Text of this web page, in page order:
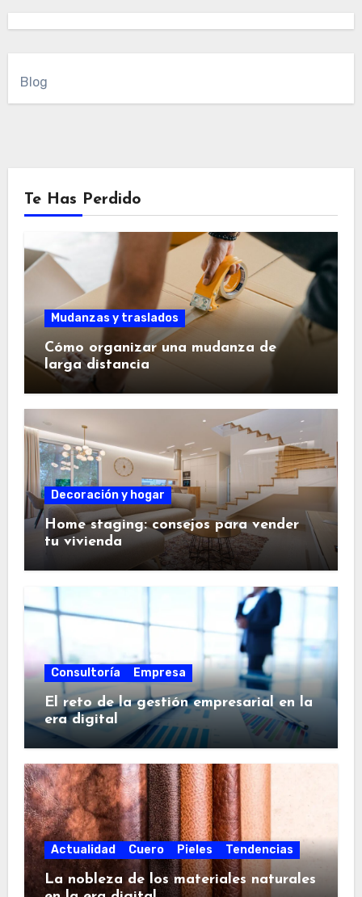
Blog
Te Has Perdido
Mudanzas y traslados
Cómo organizar una mudanza de
larga distancia
Decoración y hogar
Home staging: consejos para vender
tu vivienda
Consultoría Empresa
El reto de la gestión empresarial en la
era digital
Actualidad Cuero Pieles Tendencias
La nobleza de los materiales naturales